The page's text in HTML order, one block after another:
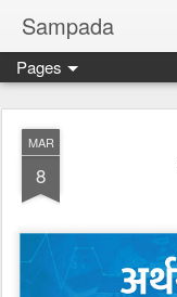
Sampada
Pages
MAR
8